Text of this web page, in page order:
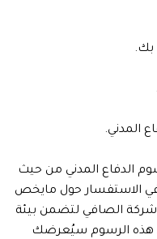
بك.
المدني.
الدفاع المدني من حيث
الاستفسار حول مايخص
الصافي لتضمن بيئة
هذه الرسوم سيُعرضك